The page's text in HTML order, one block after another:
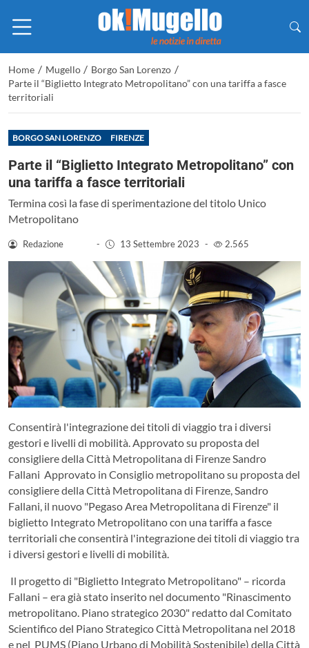
Home / Mugello / Borgo San Lorenzo /
Parte il “Biglietto Integrato Metropolitano” con una tariffa a fasce
territoriali
BORGO SAN LORENZO FIRENZE
Parte il “Biglietto Integrato Metropolitano” con
una tariffa a fasce territoriali
Termina così la fase di sperimentazione del titolo Unico
Metropolitano
Redazione - 13 Settembre 2023 - 2.565
Consentirà l'integrazione dei titoli di viaggio tra i diversi
gestori e livelli di mobilità. Approvato su proposta del
consigliere della Città Metropolitana di Firenze Sandro
Fallani Approvato in Consiglio metropolitano su proposta del
consigliere della Città Metropolitana di Firenze, Sandro
Fallani, il nuovo "Pegaso Area Metropolitana di Firenze" il
biglietto Integrato Metropolitano con una tariffa a fasce
territoriali che consentirà l'integrazione dei titoli di viaggio tra
i diversi gestori e livelli di mobilità.
Il progetto di "Biglietto Integrato Metropolitano" – ricorda
Fallani – era già stato inserito nel documento "Rinascimento
metropolitano. Piano strategico 2030" redatto dal Comitato
Scientifico del Piano Strategico Città Metropolitana nel 2018
e nel PUMS (Piano Urbano di Mobilità Sostenibile) della Città